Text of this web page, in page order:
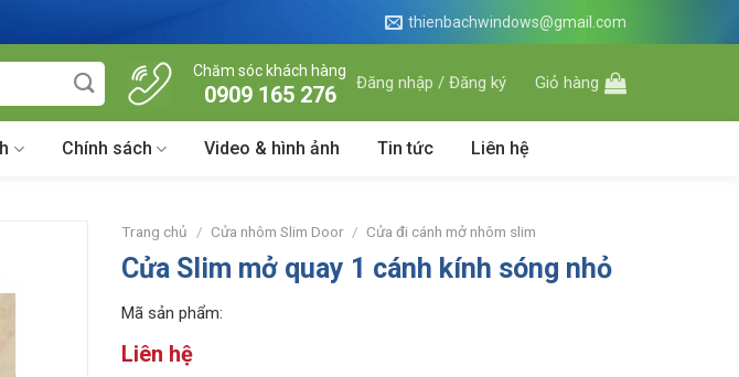
thienbachwindows@gmail.com
Chăm sóc khách hàng
0909 165 276 Đăng nhập / Đăng ký Giỏ hàng
Chính sách Video & hình ảnh Tin tức Liên hệ
Trang chủ / Cửa nhôm Slim Door / Cửa đi cánh mở nhôm slim
Cửa Slim mở quay 1 cánh kính sóng nhỏ
Mã sản phẩm:
Liên hệ